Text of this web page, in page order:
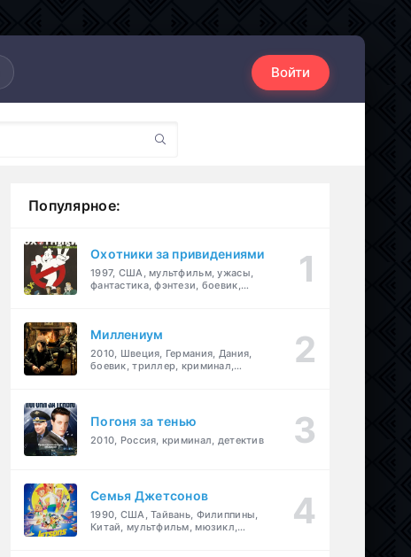
Войти
Популярное:
Охотники за привидениями
1997, США, мультфильм, ужасы,
фантастика, фэнтези, боевик,
Миллениум
2010, Швеция, Германия, Дания,
боевик, триллер, криминал,
Погоня за тенью
2010, Россия, криминал, детектив
Семья Джетсонов
1990, США, Тайвань, Филиппины,
Китай, мультфильм, мюзикл,